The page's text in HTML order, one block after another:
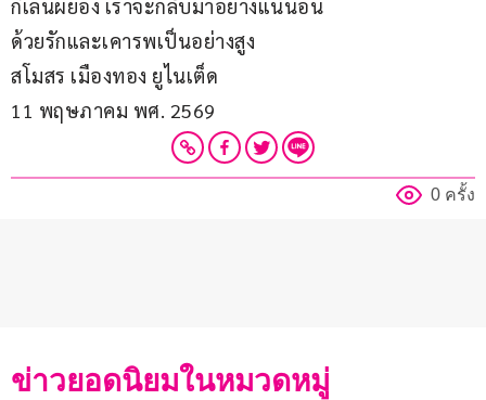
กิเลนผยอง เราจะกลับมาอย่างแน่นอน
ด้วยรักและเคารพเป็นอย่างสูง
สโมสร เมืองทอง ยูไนเต็ด
11 พฤษภาคม พศ. 2569
0 ครั้ง
ข่าวยอดนิยมในหมวดหมู่